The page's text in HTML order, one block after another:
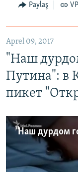
Paylaş
Aprel 09, 2017
"Наш
Путина": в
пикет